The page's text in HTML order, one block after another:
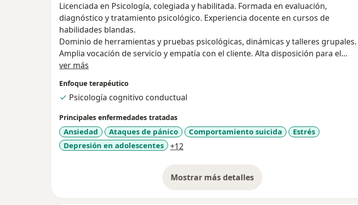
Licenciada en Psicología, colegiada y habilitada. Formada en evaluación,
diagnóstico y tratamiento psicológico. Experiencia docente en cursos de
habilidades blandas.
Dominio de herramientas y pruebas psicológicas, dinámicas y talleres grupales.
Amplia vocación de servicio y empatía con el cliente. Alta disposición para el
aprendizaje y sólida formación en valores. Espíritu científico y sentido humanista.
Certificada en RCP por la AHA.
ver más
Enfoque terapéutico
Psicología cognitivo conductual
Principales enfermedades tratadas
Ansiedad Ataques de pánico Comportamiento suicida
Estrés
Depresión en adolescentes
+12
Mostrar más detalles
sobre la experiencia